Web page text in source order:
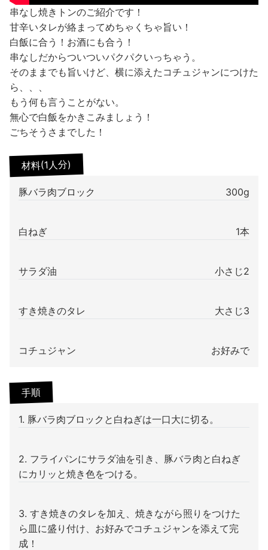
串なし焼きトンのご紹介です！
甘辛いタレが絡まってめちゃくちゃ旨い！
白飯に合う！お酒にも合う！
串なしだからついついパクパクいっちゃう。
そのままでも旨いけど、横に添えたコチュジャンにつけた
ら、、、
もう何も言うことがない。
無心で白飯をかきこみましょう！
ごちそうさまでした！
材料(1人分)
豚バラ肉ブロック 300g
白ねぎ 1本
サラダ油 小さじ2
すき焼きのタレ 大さじ3
コチュジャン お好みで
手順
1. 豚バラ肉ブロックと白ねぎは一口大に切る。
2. フライパンにサラダ油を引き、豚バラ肉と白ねぎ
にカリッと焼き色をつける。
3. すき焼きのタレを加え、焼きながら照りをつけた
ら皿に盛り付け、お好みでコチュジャンを添えて完
成！